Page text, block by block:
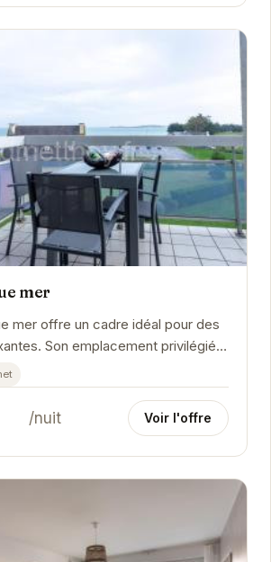
mer
mer offre un cadre idéal pour des
Son emplacement privilégié à
permet un accès facile...
/nuit Voir l'offre